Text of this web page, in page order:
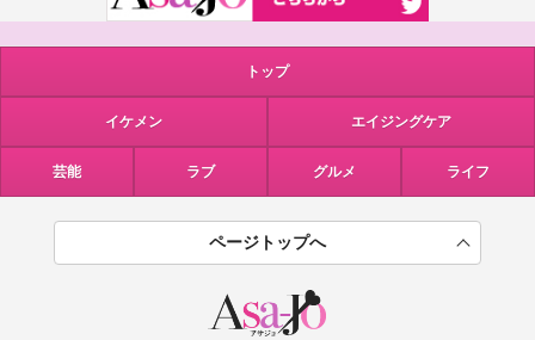
トップ
イケメン エイジングケア
芸能 ラブ グルメ ライフ
ページトップへ